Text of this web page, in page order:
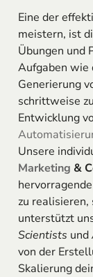
Eine der
meistern, ist
Übungen und
Aufgaben wie
Generierung
schrittweise
Entwicklung
Unsere
Marketing &
zu realisieren,
unterstützt
Scientists und
von der
Skalierung